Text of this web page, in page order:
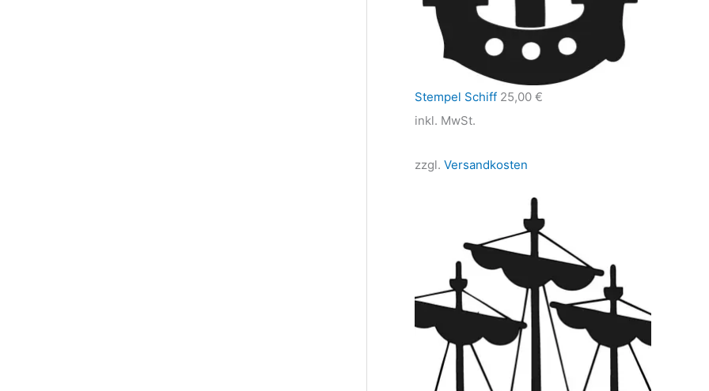
Stempel Schiff 25,00 €
inkl. MwSt.
zzgl. Versandkosten